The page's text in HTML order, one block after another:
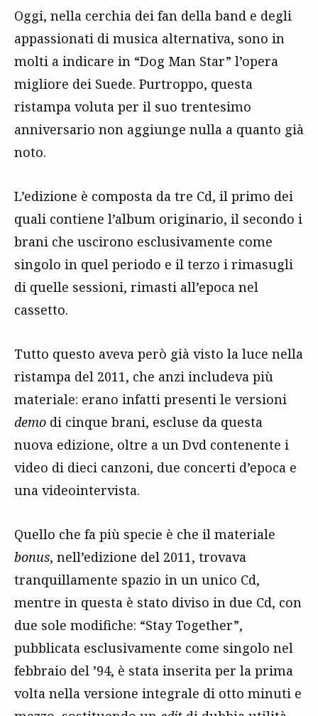
Oggi, nella cerchia dei fan della band e degli
appassionati di musica alternativa, sono in
molti a indicare in “Dog Man Star” l’opera
migliore dei Suede. Purtroppo, questa
ristampa voluta per il suo trentesimo
anniversario non aggiunge nulla a quanto già
noto.
L’edizione è composta da tre Cd, il primo dei
quali contiene l’album originario, il secondo i
brani che uscirono esclusivamente come
singolo in quel periodo e il terzo i rimasugli
di quelle sessioni, rimasti all’epoca nel
cassetto.
Tutto questo aveva però già visto la luce nella
ristampa del 2011, che anzi includeva più
materiale: erano infatti presenti le versioni
demo di cinque brani, escluse da questa
nuova edizione, oltre a un Dvd contenente i
video di dieci canzoni, due concerti d’epoca e
una videointervista.
Quello che fa più specie è che il materiale
bonus, nell’edizione del 2011, trovava
tranquillamente spazio in un unico Cd,
mentre in questa è stato diviso in due Cd, con
due sole modifiche: “Stay Together”,
pubblicata esclusivamente come singolo nel
febbraio del ’94, è stata inserita per la prima
volta nella versione integrale di otto minuti e